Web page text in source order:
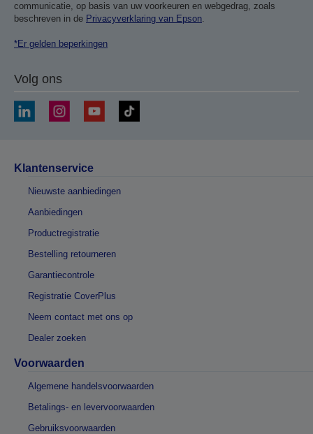
communicatie, op basis van uw voorkeuren en webgedrag, zoals
beschreven in de Privacyverklaring van Epson.
*Er gelden beperkingen
Volg ons
Klantenservice
Nieuwste aanbiedingen
Aanbiedingen
Productregistratie
Bestelling retourneren
Garantiecontrole
Registratie CoverPlus
Neem contact met ons op
Dealer zoeken
Voorwaarden
Algemene handelsvoorwaarden
Betalings- en levervoorwaarden
Gebruiksvoorwaarden